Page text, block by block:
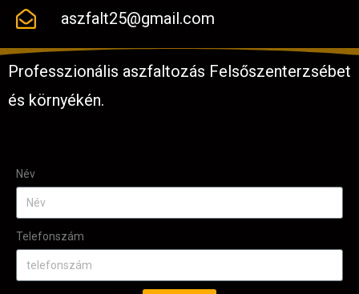
aszfalt25@gmail.com
Professzionális aszfaltozás Felsőszenterzsébet
és környékén.
Név
Telefonszám